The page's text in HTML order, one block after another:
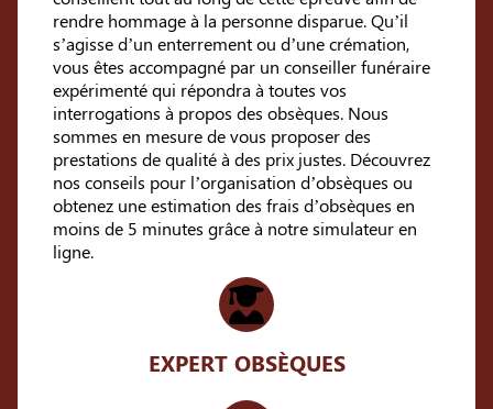
rendre hommage à la personne disparue. Qu’il
s’agisse d’un enterrement ou d’une crémation,
vous êtes accompagné par un conseiller funéraire
expérimenté qui répondra à toutes vos
interrogations à propos des obsèques. Nous
sommes en mesure de vous proposer des
prestations de qualité à des prix justes. Découvrez
nos conseils pour l’organisation d’obsèques ou
obtenez une estimation des frais d’obsèques en
moins de 5 minutes grâce à notre simulateur en
ligne.
EXPERT OBSÈQUES